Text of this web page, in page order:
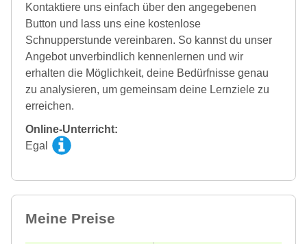
Kontaktiere uns einfach über den angegebenen
Button und lass uns eine kostenlose
Schnupperstunde vereinbaren. So kannst du unser
Angebot unverbindlich kennenlernen und wir
erhalten die Möglichkeit, deine Bedürfnisse genau
zu analysieren, um gemeinsam deine Lernziele zu
erreichen.
Online-Unterricht:
Egal
Meine Preise